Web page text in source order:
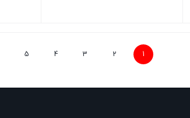
1
2
3
4
5